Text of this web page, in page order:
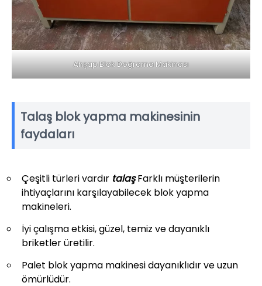
Ahşap Blok Doğrama Makinası
Talaş blok yapma makinesinin
faydaları
Çeşitli türleri vardır talaşFarklı müşterilerin
ihtiyaçlarını karşılayabilecek blok yapma
makineleri.
İyi çalışma etkisi, güzel, temiz ve dayanıklı
briketler üretilir.
Palet blok yapma makinesi dayanıklıdır ve uzun
ömürlüdür.